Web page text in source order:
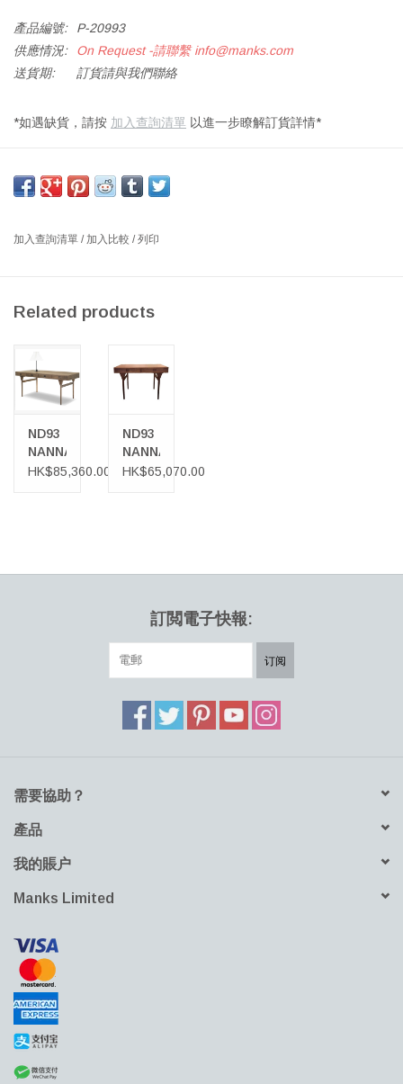
產品編號:
P-20993
供應情況:
On Request -請聯繫info@manks.com
送貨期:
訂貨請與我們聯絡
*如遇缺貨，請按 加入查詢清單 以進一步瞭解訂貨詳情*
尺寸：長 145 X 寬 75 X 高 76 厘米
Nanna Ditzel (1923-2005年) 最初在哥本哈根擔任制櫃工學徒。 對
身份而聞名，從事家具、珠寶和紡織品的設計工作，她始終對設計
Ditzel以她活潑而敏感的觸覺而聞名，她成為丹麥設計學院的第一位
獲得真正突破的女設計師。 Ditzel的一些設計仍被保留生產，她被認
加入查詢清單 / 加入比較 /列印
Related products
ND93
NANNA
DITZEL
HK$85,360.00
ND93
NANNA
DITZEL
HK$65,070.00
訂閲電子快報:
订阅
需要協助？
產品
我的賬户
Manks Limited